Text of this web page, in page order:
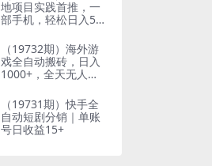
地项目实践首推，一
部手机，轻松日入50
（19732期）海外游
戏全自动搬砖，日入
1000+，全天无人值
（19731期）快手全
自动短剧分销｜单账
号日收益15+